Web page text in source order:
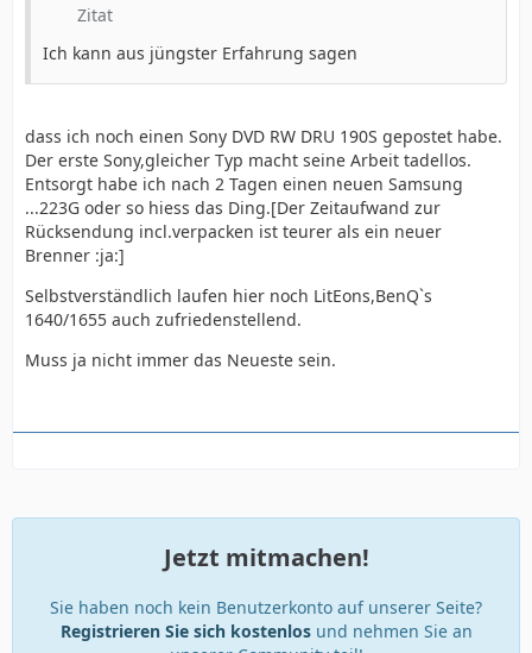
Zitat
Ich kann aus jüngster Erfahrung sagen
dass ich noch einen Sony DVD RW DRU 190S gepostet habe.
Der erste Sony,gleicher Typ macht seine Arbeit tadellos.
Entsorgt habe ich nach 2 Tagen einen neuen Samsung
...223G oder so hiess das Ding.[Der Zeitaufwand zur
Rücksendung incl.verpacken ist teurer als ein neuer
Brenner :ja:]
Selbstverständlich laufen hier noch LitEons,BenQ`s
1640/1655 auch zufriedenstellend.
Muss ja nicht immer das Neueste sein.
Jetzt mitmachen!
Sie haben noch kein Benutzerkonto auf unserer Seite?
Registrieren Sie sich kostenlosund nehmen Sie an